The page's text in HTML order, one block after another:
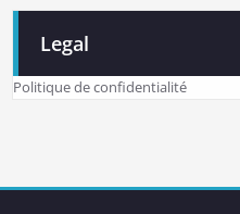
Legal
Politique de confidentialité